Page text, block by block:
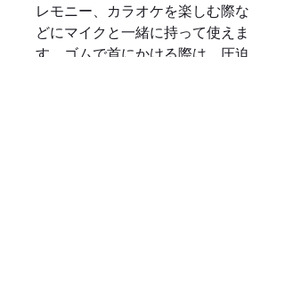
レモニー、カラオケを楽しむ際な
どにマイクと一緒に持って使えま
す。ゴムで首にかける際は、圧迫